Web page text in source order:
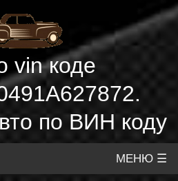
vin коде
по ВИН коду
МЕНЮ ☰